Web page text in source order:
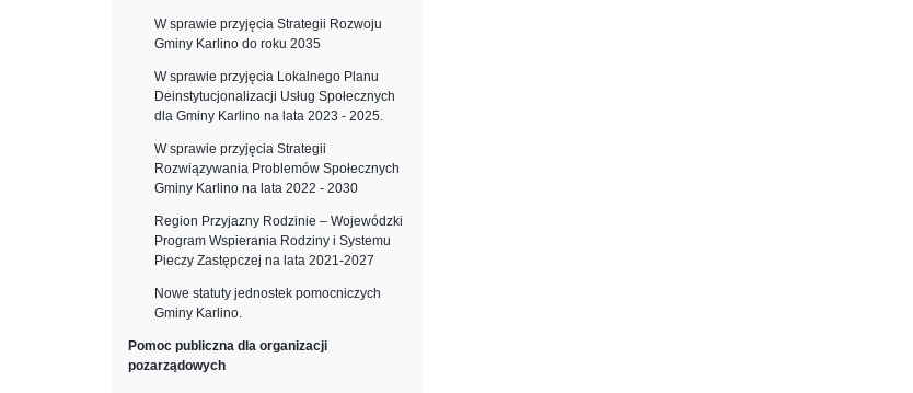
W sprawie przyjęcia Strategii Rozwoju
Gminy Karlino do roku 2035
W sprawie przyjęcia Lokalnego Planu
Deinstytucjonalizacji Usług Społecznych
dla Gminy Karlino na lata 2023 - 2025.
W sprawie przyjęcia Strategii
Rozwiązywania Problemów Społecznych
Gminy Karlino na lata 2022 - 2030
Region Przyjazny Rodzinie – Wojewódzki
Program Wspierania Rodziny i Systemu
Pieczy Zastępczej na lata 2021-2027
Nowe statuty jednostek pomocniczych
Gminy Karlino.
Pomoc publiczna dla organizacji
pozarządowych